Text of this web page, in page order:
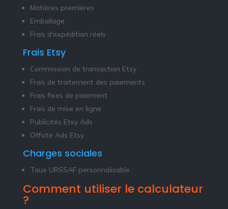
Matières premières
Emballage
Frais d'expédition réels
Frais Etsy
Commission de transaction Etsy
Frais de traitement des paiements
Frais fixes de paiement
Frais de mise en ligne
Publicités Etsy Ads
Offsite Ads Etsy
Charges sociales
Taux URSSAF personnalisable
Comment utiliser le calculateur
?